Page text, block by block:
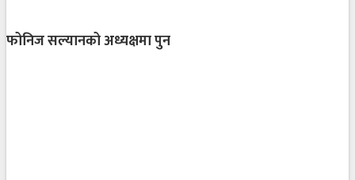
फोनिज सल्यानको अध्यक्षमा पुन